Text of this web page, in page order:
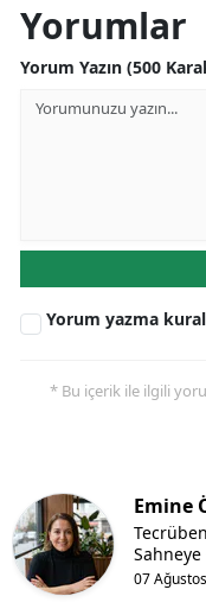
Yorumlar
Yorum Yazın (500
Yorum yazma
* Bu içerik ile ilgili
Emine
07